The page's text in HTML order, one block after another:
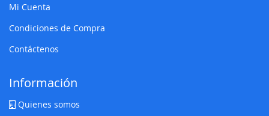
Mi Cuenta
Condiciones de Compra
Contáctenos
Información
Quienes somos